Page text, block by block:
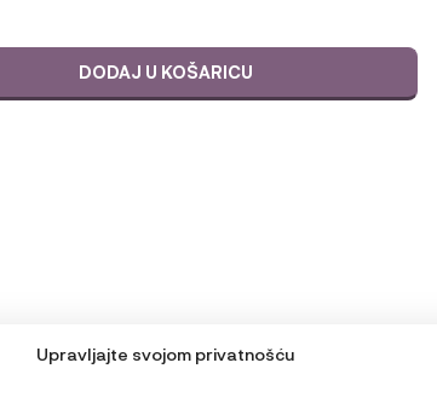
Upravljajte svojom privatnošću
DODAJ U KOŠARICU